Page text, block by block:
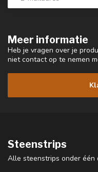
Meer informatie
Heb je vragen over je
niet contact op te nemen
Steenstrips
Alle steenstrips onder één